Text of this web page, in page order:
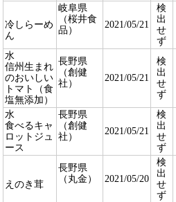
冷しらーめ
ん
岐阜県
（桜井食
品）
2021/05/21
検
出
せ
ず
水
信州生まれ
のおいしい
トマト（食
塩無添加）
長野県
（創健
社）
2021/05/21
検
出
せ
ず
水
食べるキャ
ロットジュ
ース
長野県
（創健
社）
2021/05/21
検
出
せ
ず
えのき茸
長野県
（丸金）
2021/05/20
検
出
せ
ず